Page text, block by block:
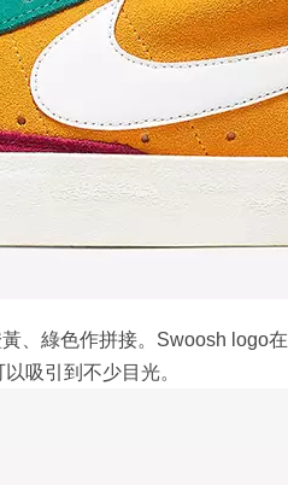
、綠色作拼接。Swoosh logo
吸引到不少目光。